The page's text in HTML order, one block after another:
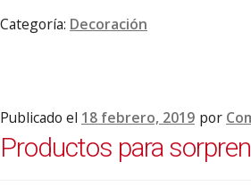
Categoría: Decoración
Publicado el 18 febrero, 2019 por
Productos para